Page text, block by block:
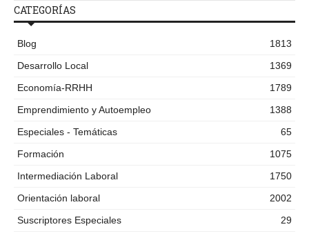
CATEGORÍAS
Blog
1813
Desarrollo Local
1369
Economía-RRHH
1789
Emprendimiento y Autoempleo
1388
Especiales - Temáticas
65
Formación
1075
Intermediación Laboral
1750
Orientación laboral
2002
Suscriptores Especiales
29